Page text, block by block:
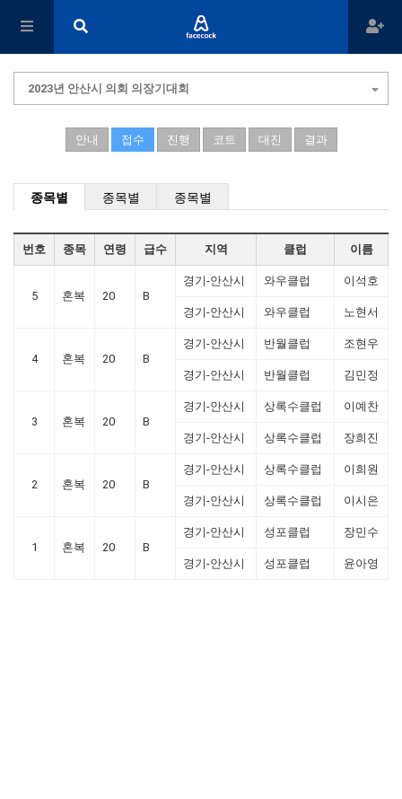
2023년 안산시 의회 의장기대회
안내 접수 진행 코트 대진 결과
종목별 종목별 종목별
번호 종목 연령 급수 지역 클럽 이름
5 혼복 20 B
경기-안산시 와우클럽 이석호
경기-안산시 와우클럽 노현서
4 혼복 20 B
경기-안산시 반월클럽 조현우
경기-안산시 반월클럽 김민정
3 혼복 20 B
경기-안산시 상록수클럽 이예찬
경기-안산시 상록수클럽 장희진
2 혼복 20 B
경기-안산시 상록수클럽 이희원
경기-안산시 상록수클럽 이시은
1 혼복 20 B
경기-안산시 성포클럽 장민수
경기-안산시 성포클럽 윤아영